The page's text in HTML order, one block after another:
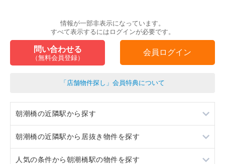
情報が一部非表示になっています。
すべて表示するにはログインが必要です。
問い合わせる
（無料会員登録）
会員ログイン
「店舗物件探し」会員特典について
朝潮橋の近隣駅から探す
弁天町
大阪港
朝潮橋の近隣駅から居抜き物件を探す
弁天町
人気の条件から朝潮橋駅の物件を探す